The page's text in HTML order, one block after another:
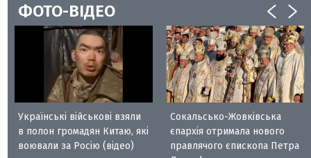
ФОТО-ВІДЕО
Українські військові взяли
в полон громадян Китаю, які
воювали за Росію (відео)
Сокальсько-Жовківська
єпархія отримала нового
правлячого єпископа Петра